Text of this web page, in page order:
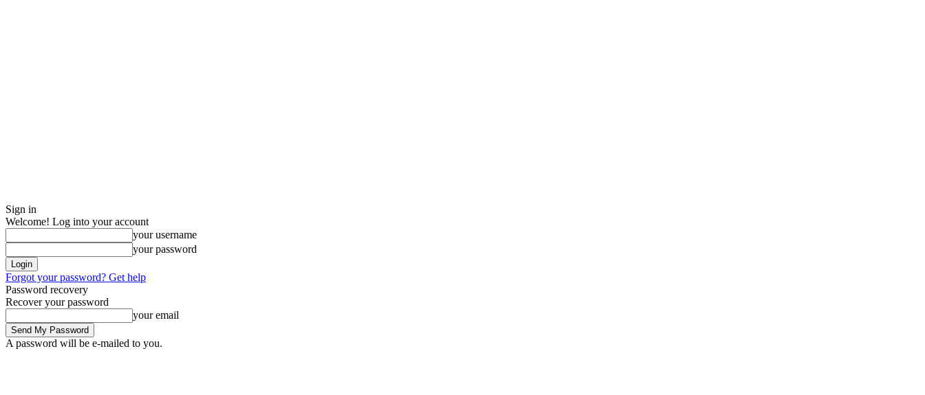
Sign in
Welcome! Log into your account
your username
your password
Forgot your password? Get help
Password recovery
Recover your password
your email
A password will be e-mailed to you.